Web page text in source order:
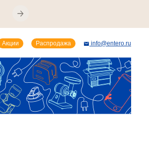
Акции Распродажа info@entero.ru